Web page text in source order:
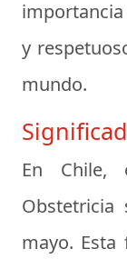
y
mundo.
En Chile,
mayo. Esta